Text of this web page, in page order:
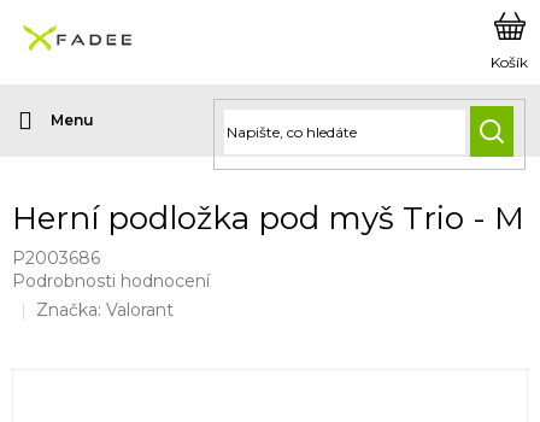
obsah
Herní podložka pod myš Trio - M
P2003686
Průměrné
hodnocení
Podrobnosti hodnocení
Značka: Valorant